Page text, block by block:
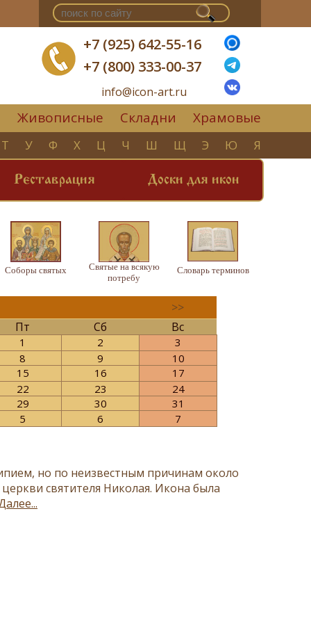
+7 (925) 642-55-16
+7 (800) 333-00-37
info@icon-art.ru
Живописные Складни Храмовые
Т У Ф Х Ц Ч Ш Щ Э Ю Я
Реставрация Доски для икон
Соборы святых
Святые на всякую
потребу
Словарь терминов
>>
Пт Сб Вс
1 2
3
8 9
10
15 16
17
22 23
24
29 30
31
5 6 7
но по неиз­вест­ным при­чи­нам око­ло
свя­ти­те­ля Ни­ко­лая. Икона была